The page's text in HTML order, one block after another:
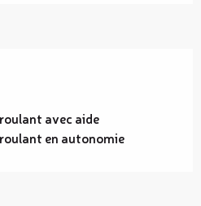
avec aide
en autonomie